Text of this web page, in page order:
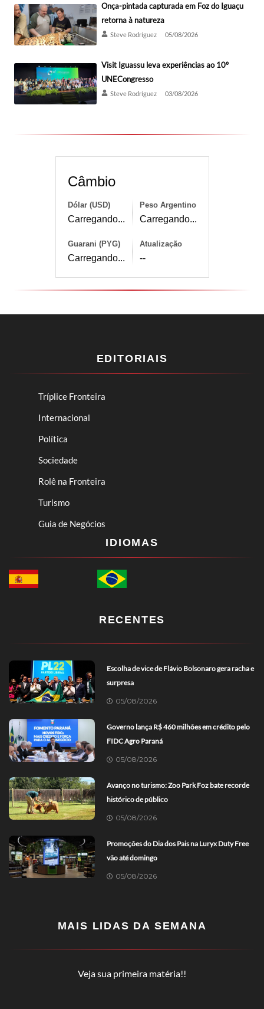
Onça-pintada capturada em Foz do Iguaçu
retorna à natureza
Steve Rodríguez 05/08/2026
Visit Iguassu leva experiências ao 10º
UNECongresso
Steve Rodríguez 03/08/2026
Câmbio
Dólar (USD)
Carregando...
Peso Argentino
Carregando...
Guarani (PYG)
Carregando...
Atualização
--
EDITORIAIS
Tríplice Fronteira
Internacional
Política
Sociedade
Rolê na Fronteira
Turismo
Guia de Negócios
IDIOMAS
RECENTES
Escolha de vice de Flávio Bolsonaro gera racha e
surpresa
05/08/2026
Governo lança R$ 460 milhões em crédito pelo
FIDC Agro Paraná
05/08/2026
Avanço no turismo: Zoo Park Foz bate recorde
histórico de público
05/08/2026
Promoções do Dia dos Pais na Luryx Duty Free
vão até domingo
05/08/2026
MAIS LIDAS DA SEMANA
Veja sua primeira matéria!!